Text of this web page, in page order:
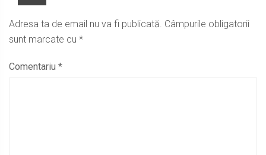
Adresa ta de email nu va fi publicată. Câmpurile obligatorii
sunt marcate cu *
Comentariu *